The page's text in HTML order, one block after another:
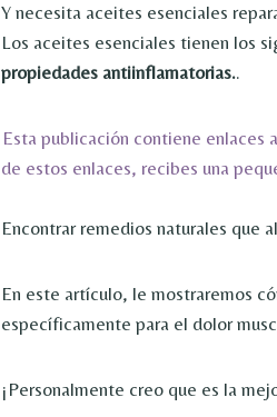
Y necesita aceites esenciales
Los aceites esenciales tienen los
propiedades antiinflamatorias..
Esta publicación contiene enlaces
de estos enlaces, recibes una
Encontrar remedios naturales que
En este artículo, le mostraremos
específicamente para el dolor
¡Personalmente creo que es la